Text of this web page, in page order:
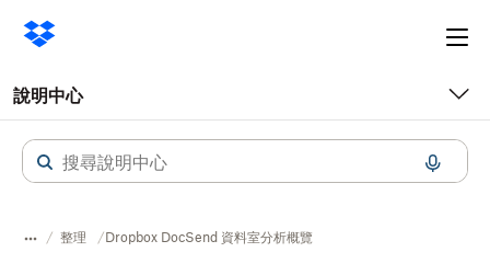
說明中心
整理 Dropbox DocSend 資料室分析概覽